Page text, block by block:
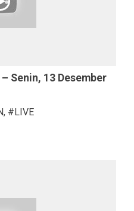
Senin, 13 Desember
, #LIVE